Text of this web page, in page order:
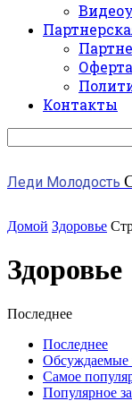
Контакты
Леди Молодость
Домой Здоровье
Здоровье
Последнее
Последнее
Обсуждаемые
Самое
Популярное